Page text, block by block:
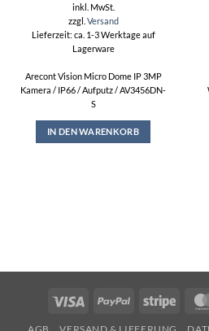
inkl. MwSt.
zzgl. Versand
Lieferzeit: ca. 1-3 Werktage auf
Lagerware
Arecont Vision Micro Dome IP 3MP
Kamera / IP66 / Aufputz / AV3456DN-
S
IN DEN WARENKORB
Visa PayPal Stripe